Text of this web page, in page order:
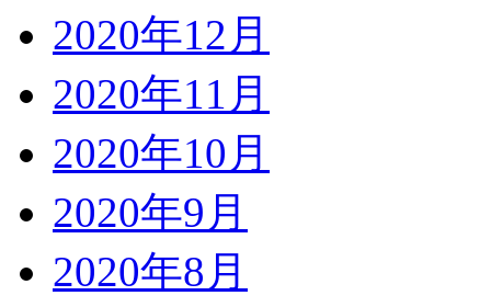
2020年12月
2020年11月
2020年10月
2020年9月
2020年8月